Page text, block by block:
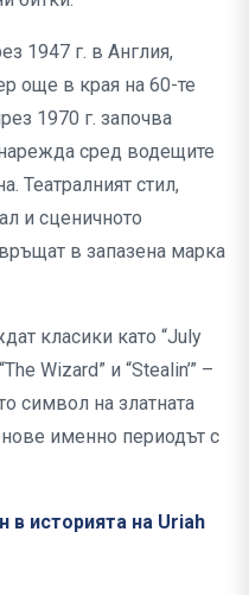
1947 г. в Англия,
още в края на 60-те
1970 г. започва
сред водещите
Театралният стил,
и сценичното
в запазена марка
класики като “July
Wizard” и “Stealin’” –
символ на златната
именно периодът с
в историята на Uriah